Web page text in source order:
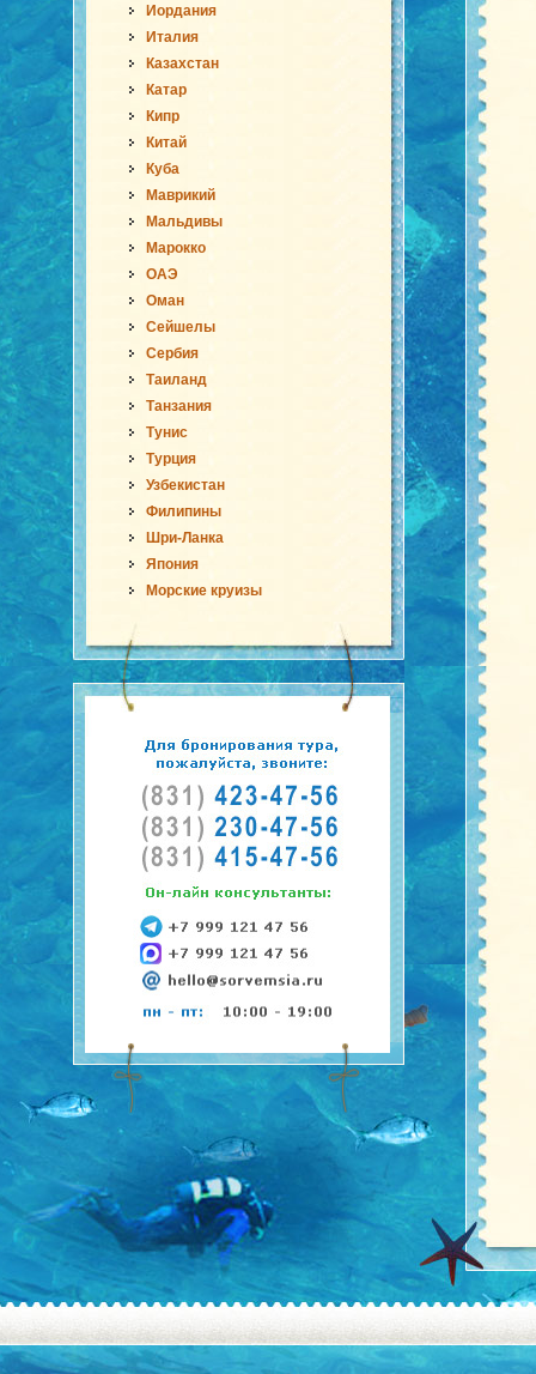
Иордания
Италия
Казахстан
Катар
Кипр
Китай
Куба
Маврикий
Мальдивы
Марокко
ОАЭ
Оман
Сейшелы
Сербия
Таиланд
Танзания
Тунис
Турция
Узбекистан
Филипины
Шри-Ланка
Япония
Морские круизы